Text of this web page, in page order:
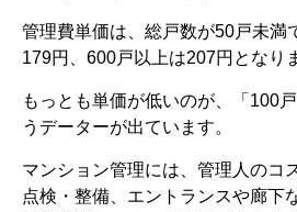
管理費単価は、総戸数が50戸未満
179円、 600戸以上は207円となり
もっとも単価が低いのが、「 100
うデーターが出ています。
マンション管理には、管理人のコ
点検・整備、エントランスや廊下